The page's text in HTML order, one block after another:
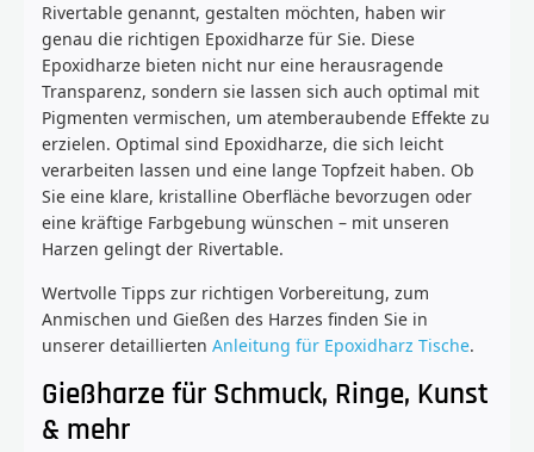
Rivertable genannt, gestalten möchten, haben wir
genau die richtigen Epoxidharze für Sie. Diese
Epoxidharze bieten nicht nur eine herausragende
Transparenz, sondern sie lassen sich auch optimal mit
Pigmenten vermischen, um atemberaubende Effekte zu
erzielen. Optimal sind Epoxidharze, die sich leicht
verarbeiten lassen und eine lange Topfzeit haben. Ob
Sie eine klare, kristalline Oberfläche bevorzugen oder
eine kräftige Farbgebung wünschen – mit unseren
Harzen gelingt der Rivertable.
Wertvolle Tipps zur richtigen Vorbereitung, zum
Anmischen und Gießen des Harzes finden Sie in
unserer detaillierten Anleitung für Epoxidharz Tische.
Gießharze für Schmuck, Ringe, Kunst
& mehr